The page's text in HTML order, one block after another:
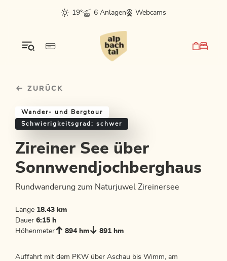
sr.skip-to.main-content
sr.skip-to.table-of-contents
sr.skip-to.main-navigation
19°
6 Anlagen Webcams
ZURÜCK
Wander- und Bergtour
Schwierigkeitsgrad: schwer
Zireiner See über
Sonnwendjochberghaus
Rundwanderung zum Naturjuwel Zireinersee
Länge 18.43 km
Dauer 6:15 h
Höhenmeter
894 hm 891 hm
Auffahrt mit dem PKW über Aschau bis Wimm, am